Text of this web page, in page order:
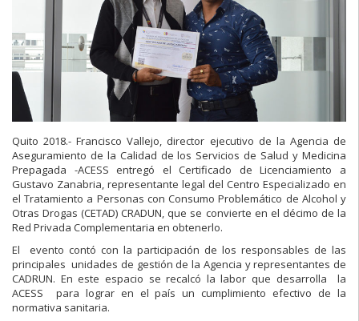
Quito 2018.- Francisco Vallejo, director ejecutivo de la Agencia de
Aseguramiento de la Calidad de los Servicios de Salud y Medicina
Prepagada -ACESS entregó el Certificado de Licenciamiento a
Gustavo Zanabria, representante legal del Centro Especializado en
el Tratamiento a Personas con Consumo Problemático de Alcohol y
Otras Drogas (CETAD) CRADUN, que se convierte en el décimo de la
Red Privada Complementaria en obtenerlo.
El evento contó con la participación de los responsables de las
principales unidades de gestión de la Agencia y representantes de
CADRUN. En este espacio se recalcó la labor que desarrolla la
ACESS para lograr en el país un cumplimiento efectivo de la
normativa sanitaria.